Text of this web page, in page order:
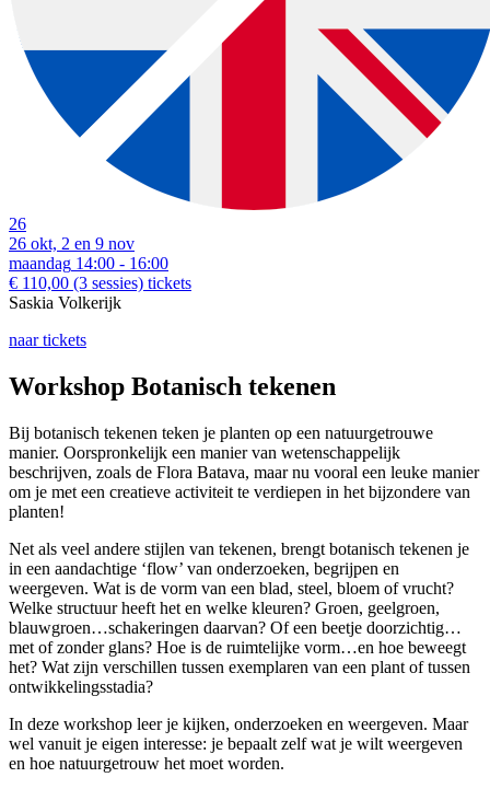
26
26 okt, 2 en 9 nov
maandag 14:00 - 16:00
€ 110,00 (3 sessies) tickets
Saskia Volkerijk
naar tickets
Workshop Botanisch tekenen
Bij botanisch tekenen teken je planten op een natuurgetrouwe
manier. Oorspronkelijk een manier van wetenschappelijk
beschrijven, zoals de Flora Batava, maar nu vooral een leuke manier
om je met een creatieve activiteit te verdiepen in het bijzondere van
planten!
Net als veel andere stijlen van tekenen, brengt botanisch tekenen je
in een aandachtige ‘flow’ van onderzoeken, begrijpen en
weergeven. Wat is de vorm van een blad, steel, bloem of vrucht?
Welke structuur heeft het en welke kleuren? Groen, geelgroen,
blauwgroen…schakeringen daarvan? Of een beetje doorzichtig…
met of zonder glans? Hoe is de ruimtelijke vorm…en hoe beweegt
het? Wat zijn verschillen tussen exemplaren van een plant of tussen
ontwikkelingsstadia?
In deze workshop leer je kijken, onderzoeken en weergeven. Maar
wel vanuit je eigen interesse: je bepaalt zelf wat je wilt weergeven
en hoe natuurgetrouw het moet worden.